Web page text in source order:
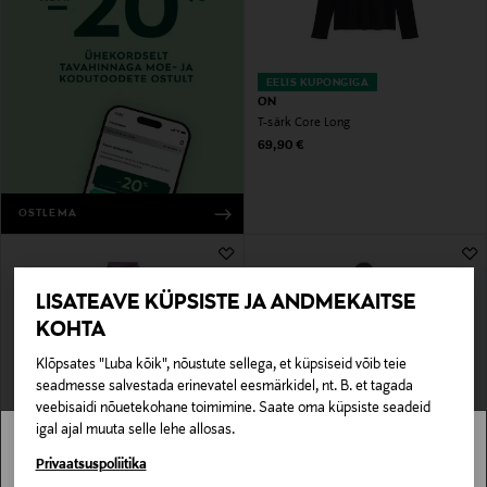
LISATEAVE KÜPSISTE JA ANDMEKAITSE
KOHTA
Klõpsates "Luba kõik", nõustute sellega, et küpsiseid võib teie
seadmesse salvestada erinevatel eesmärkidel, nt. B. et tagada
veebisaidi nõuetekohane toimimine. Saate oma küpsiste seadeid
igal ajal muuta selle lehe allosas.
Privaatsuspoliitika
OSTLEMA
EELIS KUPONGIGA
ON
T-särk Core Long
Original Price
69,90 €
NEW BALANCE
Stockmann pole Sinu riigis saadaval.